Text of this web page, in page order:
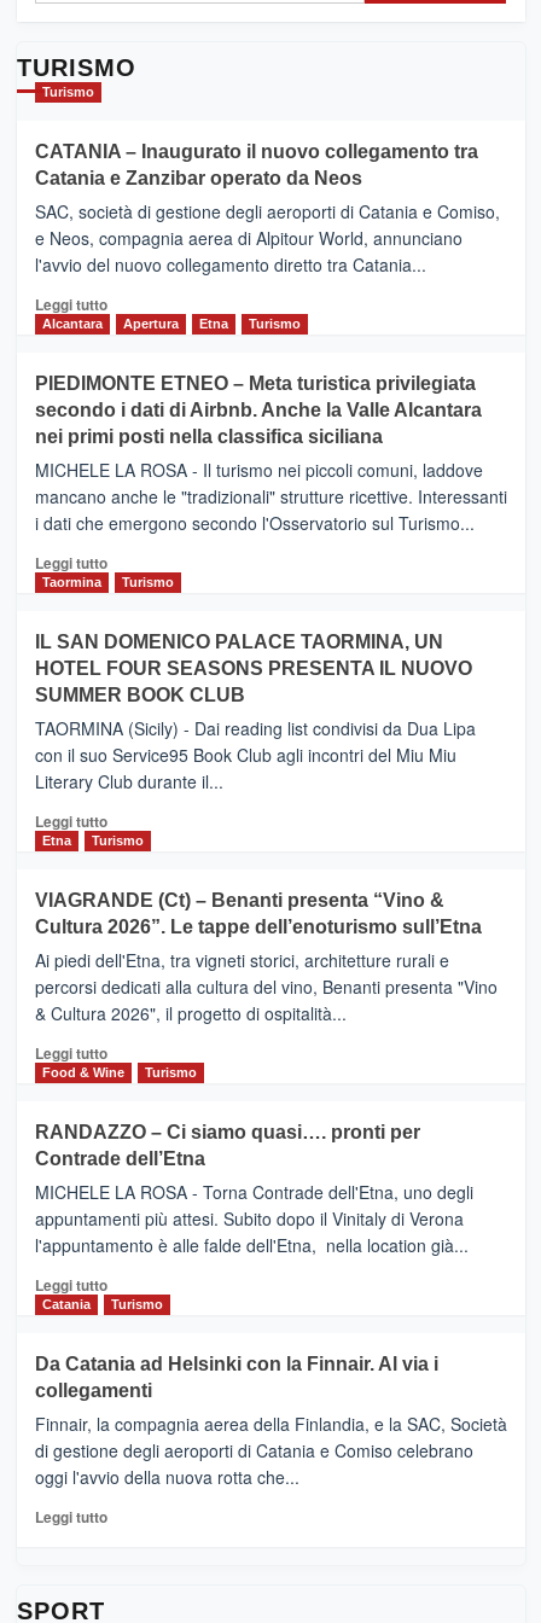
TURISMO
Turismo
CATANIA – Inaugurato il nuovo collegamento tra
Catania e Zanzibar operato da Neos
SAC, società di gestione degli aeroporti di Catania e Comiso,
e Neos, compagnia aerea di Alpitour World, annunciano
l'avvio del nuovo collegamento diretto tra Catania...
Leggi tuttoLeggi
CATANIA
–
Inaugurato
il
nuovo
collegamento
tra
e
Zanzibar
da
Neos
Alcantara Apertura Etna Turismo
PIEDIMONTE ETNEO – Meta turistica privilegiata
secondo i dati di Airbnb. Anche la Valle Alcantara
nei primi posti nella classifica siciliana
MICHELE LA ROSA - Il turismo nei piccoli comuni, laddove
mancano anche le "tradizionali" strutture ricettive. Interessanti
i dati che emergono secondo l'Osservatorio sul Turismo...
Leggi tuttoLeggi
PIEDIMONTE
ETNEO
–
Meta
turistica
privilegiata
secondo
dati
di
Anche
la
Alcantara
nei
primi
nella
classifica
Taormina Turismo
IL SAN DOMENICO PALACE TAORMINA, UN
HOTEL FOUR SEASONS PRESENTA IL NUOVO
SUMMER BOOK CLUB
TAORMINA (Sicily) - Dai reading list condivisi da Dua Lipa
con il suo Service95 Book Club agli incontri del Miu Miu
Literary Club durante il...
Leggi tuttoLeggi
di
IL
SAN
DOMENICO
PALACE
TAORMINA,
UN
HOTEL
FOUR
IL
NUOVO
SUMMER
CLUB
Etna Turismo
VIAGRANDE (Ct) – Benanti presenta “Vino &
Cultura 2026”. Le tappe dell’enoturismo sull’Etna
Ai piedi dell'Etna, tra vigneti storici, architetture rurali e
percorsi dedicati alla cultura del vino, Benanti presenta "Vino
& Cultura 2026", il progetto di ospitalità...
Leggi tuttoLeggi
di
VIAGRANDE
(Ct)
–
Benanti
presenta
“Vino
&
Cultura
tappe
dell’enoturismo
Food & Wine Turismo
RANDAZZO – Ci siamo quasi…. pronti per
Contrade dell’Etna
MICHELE LA ROSA - Torna Contrade dell'Etna, uno degli
appuntamenti più attesi. Subito dopo il Vinitaly di Verona
l'appuntamento è alle falde dell'Etna, nella location già...
Leggi tuttoLeggi
di
RANDAZZO
–
Ci
siamo
quasi….
pronti
per
Catania Turismo
Da Catania ad Helsinki con la Finnair. Al via i
collegamenti
Finnair, la compagnia aerea della Finlandia, e la SAC, Società
di gestione degli aeroporti di Catania e Comiso celebrano
oggi l'avvio della nuova rotta che...
Leggi tuttoLeggi
SPORT